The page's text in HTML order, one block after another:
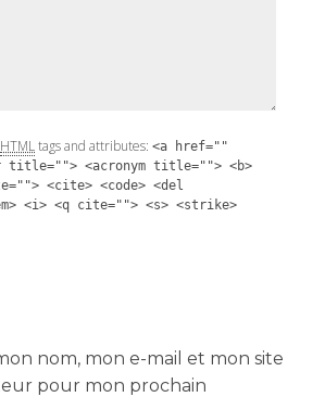
HTMLtags and attributes: <a href=""
<acronym title=""> <b>
<cite> <code> <del
<i> <q cite=""> <s> <strike>
nom, mon e-mail et mon site
pour mon prochain